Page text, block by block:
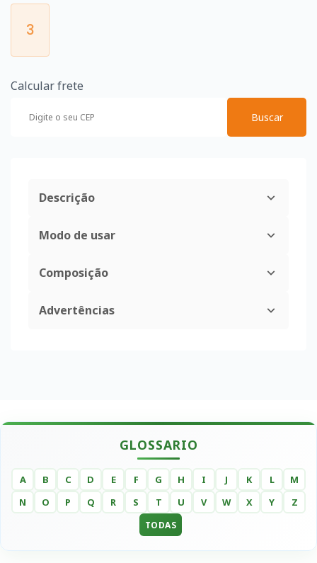
3
Calcular frete
Buscar
Descrição
Modo de usar
Composição
Advertências
GLOSSARIO
A B C D E F G H I J K L
M
N
O P Q R S T U V W X Y Z
TODAS